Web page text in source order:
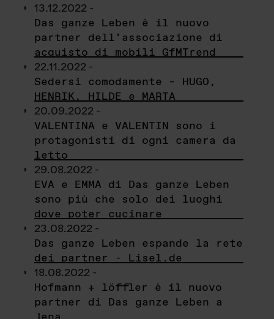
13.12.2022 -
Das ganze Leben è il nuovo
partner dell’associazione di
acquisto di mobili GfMTrend
22.11.2022 -
Sedersi comodamente – HUGO,
HENRIK, HILDE e MARTA
20.09.2022 -
VALENTINA e VALENTIN sono i
protagonisti di ogni camera da
letto
29.08.2022 -
EVA e EMMA di Das ganze Leben
sono più che solo dei luoghi
dove poter cucinare
23.08.2022 -
Das ganze Leben espande la rete
dei partner - Lisel.de
18.08.2022 -
Hofmann + löffler è il nuovo
partner di Das ganze Leben a